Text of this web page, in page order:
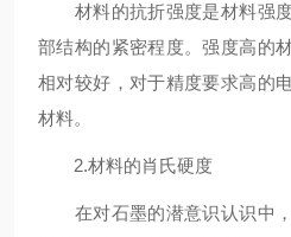
材料的抗折强度是材料强度
部结构的紧密程度。强度高的
相对较好，对于精度要求高的
材料。
2.材料的肖氏硬度
在对石墨的潜意识认识中，